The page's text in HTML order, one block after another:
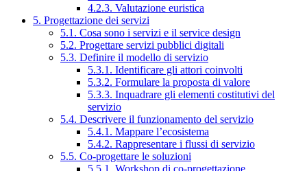
4.2.3. Valutazione euristica
5. Progettazione dei servizi
5.1. Cosa sono i servizi e il service design
5.2. Progettare servizi pubblici digitali
5.3. Definire il modello di servizio
5.3.1. Identificare gli attori coinvolti
5.3.2. Formulare la proposta di valore
5.3.3. Inquadrare gli elementi costitutivi del
servizio
5.4. Descrivere il funzionamento del servizio
5.4.1. Mappare l’ecosistema
5.4.2. Rappresentare i flussi di servizio
5.5. Co-progettare le soluzioni
5.5.1. Workshop di co-progettazione